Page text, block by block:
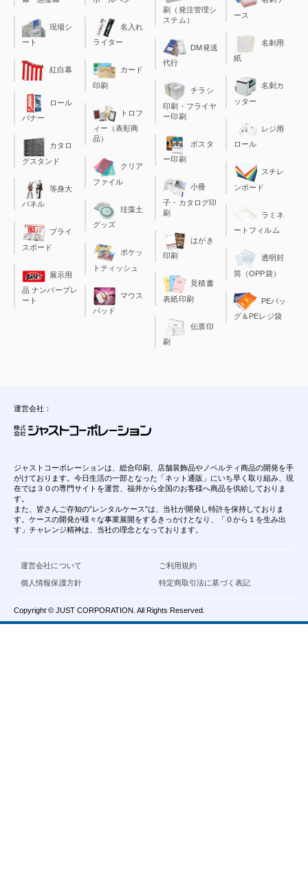
現場シ
ート
紅白幕
ロール
バナー
カタロ
グスタンド
等身大
パネル
プライ
スボード
展示用
品 ナンバープレ
ート
名入れ
ライター
カード
印刷
トロフ
ィー（表彰商
品）
クリア
ファイル
珪藻土
グッズ
ポケッ
トティッシュ
マウス
パッド
刷（発注管理シ
ステム）
DM発送
代行
チラシ
印刷・フライヤ
ー印刷
ポスタ
ー印刷
小冊
子・カタログ印
刷
はがき
印刷
見積書
表紙印刷
伝票印
刷
ース
名刺用
紙
名刺カ
ッター
レジ用
ロール
スチレ
ンボード
ラミネ
ートフィルム
透明封
筒（OPP袋）
PEバッ
グ＆PEレジ袋
運営会社：
ジャストコーポレーションは、総合印刷、店舗装飾品やノベルティ商品の開発を手
がけております。今日生活の一部となった「ネット通販」にいち早く取り組み、現
在では３０の専門サイトを運営、福井から全国のお客様へ商品を供給しておりま
す。
また、皆さんご存知の”レンタルケース”は、当社が開発し特許を保持しておりま
す。ケースの開発が様々な事業展開をするきっかけとなり、「０から１を生み出
す」チャレンジ精神は、当社の理念となっております。
運営会社について
個人情報保護方針
ご利用規約
特定商取引法に基づく表記
Copyright © JUST CORPORATION. All Rights Reserved.